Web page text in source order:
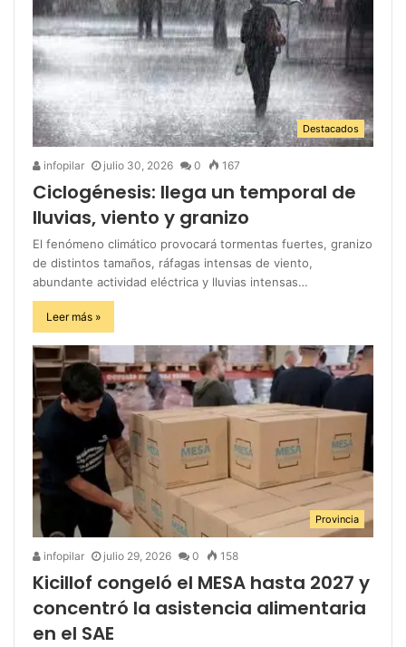
Destacados
infopilar julio 30, 2026 0 167
Ciclogénesis: llega un temporal de
lluvias, viento y granizo
El fenómeno climático provocará tormentas fuertes, granizo
de distintos tamaños, ráfagas intensas de viento,
abundante actividad eléctrica y lluvias intensas…
Leer más »
Provincia
infopilar julio 29, 2026 0 158
Kicillof congeló el MESA hasta 2027 y
concentró la asistencia alimentaria
en el SAE